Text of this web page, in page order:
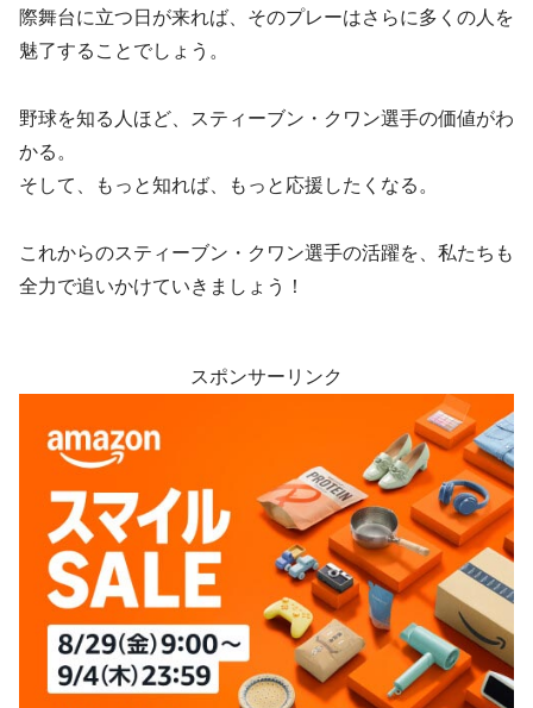
際舞台に立つ日が来れば、そのプレーはさらに多くの人を
魅了することでしょう。
野球を知る人ほど、スティーブン・クワン選手の価値がわ
かる。
そして、もっと知れば、もっと応援したくなる。
これからのスティーブン・クワン選手の活躍を、私たちも
全力で追いかけていきましょう！
スポンサーリンク